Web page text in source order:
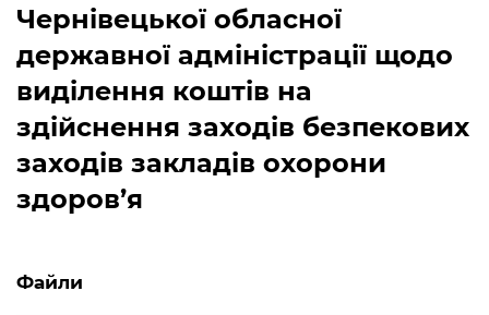
Чернівецької обласної
державної адміністрації щодо
виділення коштів на
здійснення заходів безпекових
заходів закладів охорони
здоров’я
Файли